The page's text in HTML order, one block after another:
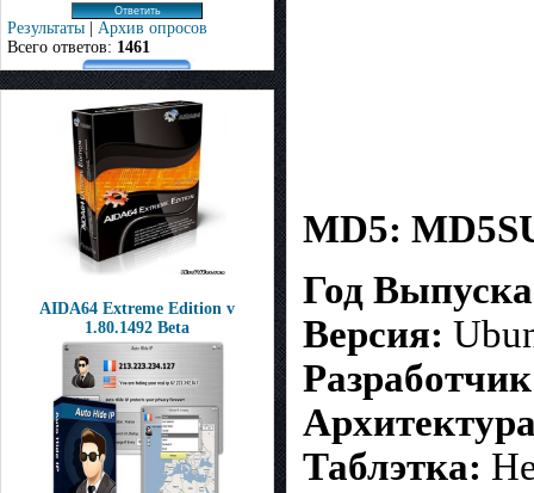
Результаты | Архив опросов
Всего ответов: 1461
AIDA64 Extreme Edition v
1.80.1492 Beta
MD5:
Год
Версия:
Таблэтка: